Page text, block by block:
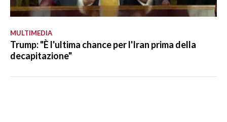
MULTIMEDIA
Trump: "È l'ultima chance per l'Iran prima della
decapitazione"